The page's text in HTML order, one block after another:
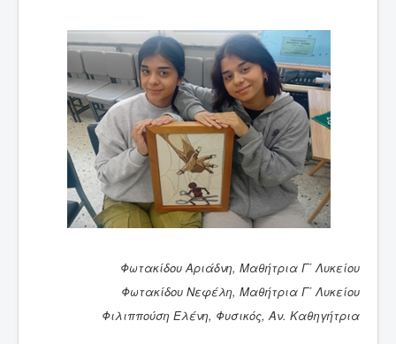
Φωτακίδου Αριάδνη, Μαθήτρια Γ΄ Λυκείου
Φωτακίδου Νεφέλη, Μαθήτρια Γ΄ Λυκείου
Φιλιππούση Ελένη, Φυσικός, Αν. Καθηγήτρια